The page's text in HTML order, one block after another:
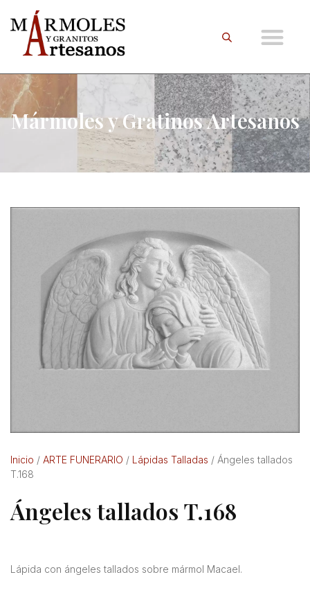
Mármoles y Gratinos Artesanos
Inicio / ARTE FUNERARIO / Lápidas Talladas / Ángeles tallados
T.168
Ángeles tallados T.168
Lápida con ángeles tallados sobre mármol Macael.